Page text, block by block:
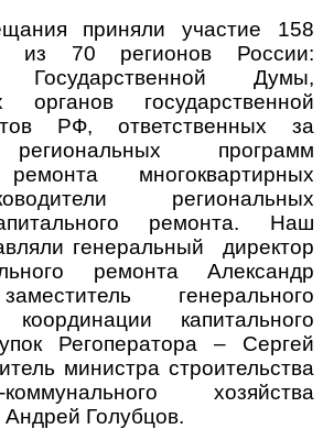
приняли участие 158
из 70 регионов России:
Государственной Думы,
органов государственной
РФ, ответственных за
программ
ремонта многоквартирных
региональных
ремонта. Наш
генеральный директор
ремонта Александр
генерального
капитального
Регоператора – Сергей
министра строительства
хозяйства
Андрей Голубцов.